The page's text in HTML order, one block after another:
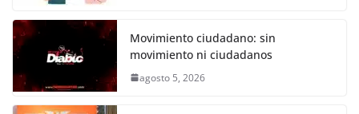
Movimiento ciudadano: sin
movimiento ni ciudadanos
agosto 5, 2026